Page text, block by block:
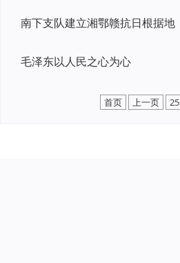
南下支队建立湘鄂赣抗日根据地
毛泽东以人民之心为心
首页 上一页 25